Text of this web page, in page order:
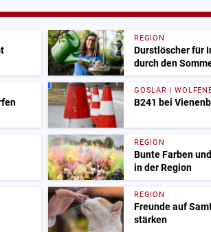
REGION
Durstlöscher für
durch den
GOSLAR |
B241 bei
REGION
Bunte Farben
in der Region
REGION
Freunde auf
stärken